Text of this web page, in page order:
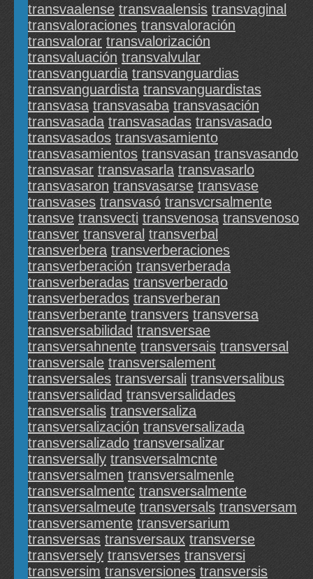
transvaalense transvaalensis transvaginal
transvaloraciones transvaloración
transvalorar transvalorización
transvaluación transvalvular
transvanguardia transvanguardias
transvanguardista transvanguardistas
transvasa transvasaba transvasación
transvasada transvasadas transvasado
transvasados transvasamiento
transvasamientos transvasan transvasando
transvasar transvasarla transvasarlo
transvasaron transvasarse transvase
transvases transvasó transvcrsalmente
transve transvecti transvenosa transvenoso
transver transveral transverbal
transverbera transverberaciones
transverberación transverberada
transverberadas transverberado
transverberados transverberan
transverberante transvers transversa
transversabilidad transversae
transversahnente transversais transversal
transversale transversalement
transversales transversali transversalibus
transversalidad transversalidades
transversalis transversaliza
transversalización transversalizada
transversalizado transversalizar
transversally transversalmcnte
transversalmen transversalmenle
transversalmentc transversalmente
transversalmeute transversals transversam
transversamente transversarium
transversas transversaux transverse
transversely transverses transversi
transversim transversiones transversis